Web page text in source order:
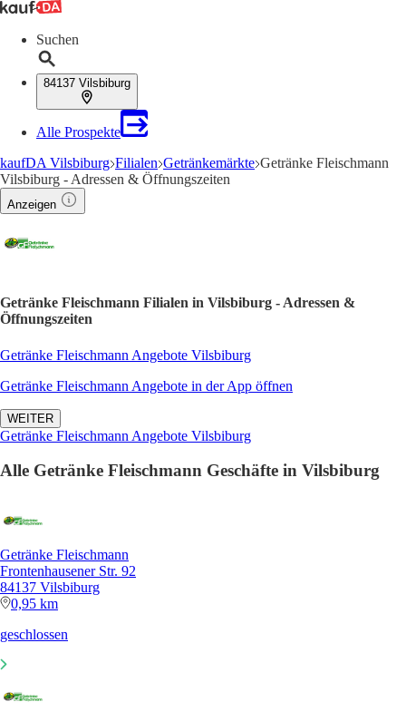
Suchen
84137 Vilsbiburg
Alle Prospekte
kaufDA Vilsbiburg Filialen Getränkemärkte Getränke Fleischmann
Vilsbiburg - Adressen & Öffnungszeiten
Anzeigen
Getränke Fleischmann Filialen in Vilsbiburg - Adressen &
Öffnungszeiten
Getränke Fleischmann Angebote Vilsbiburg
Getränke Fleischmann Angebote in der App öffnen
WEITER
Getränke Fleischmann Angebote Vilsbiburg
Alle Getränke Fleischmann Geschäfte in Vilsbiburg
Getränke Fleischmann
Frontenhausener Str. 92
84137 Vilsbiburg
0,95 km
geschlossen